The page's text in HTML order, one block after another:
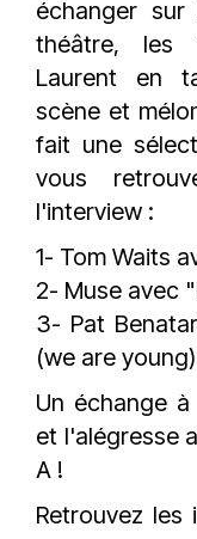
échanger
théâtre, les
Laurent en
scène et
fait une
vous
l'interview :
1- Tom Waits
2- Muse avec
3- Pat
(we are
Un échange
et l'alégresse
A !
Retrouvez